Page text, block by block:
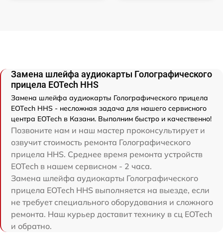
Замена шлейфа аудиокарты Голографического
прицела EOTech HHS
Замена шлейфа аудиокарты Голографического прицела
EOTech HHS - несложная задача для нашего сервисного
центра EOTech в Казани. Выполним быстро и качественно!
Позвоните нам и наш мастер проконсультирует и
озвучит стоимость ремонта Голографического
прицела HHS. Среднее время ремонта устройств
EOTech в нашем сервисном - 2 часа.
Замена шлейфа аудиокарты Голографического
прицела EOTech HHS выполняется на выезде, если
не требует специального оборудования и сложного
ремонта. Наш курьер доставит технику в сц EOTech
и обратно.